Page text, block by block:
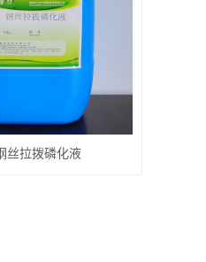
丝拉拨磷化液